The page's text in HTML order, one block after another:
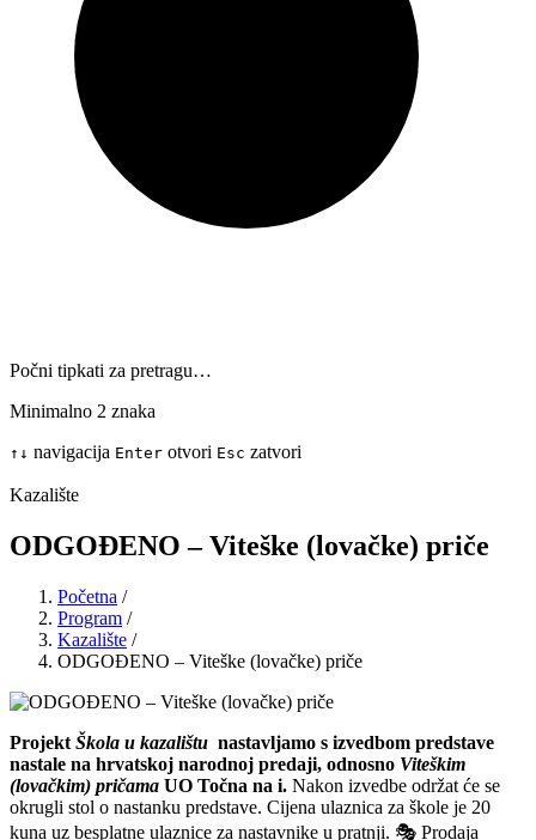
Počni tipkati za pretragu…
Minimalno 2 znaka
↑ ↓ navigacija Enter otvori Esc zatvori
Kazalište
ODGOĐENO – Viteške (lovačke) priče
Početna /
Program /
Kazalište /
ODGOĐENO – Viteške (lovačke) priče
Projekt Škola u kazalištu nastavljamo s izvedbom predstave
nastale na hrvatskoj narodnoj predaji, odnosno Viteškim
(lovačkim) pričama UO Točna na i. Nakon izvedbe održat će se
okrugli stol o nastanku predstave. Cijena ulaznica za škole je 20
kuna uz besplatne ulaznice za nastavnike u pratnji. 🎭 Prodaja